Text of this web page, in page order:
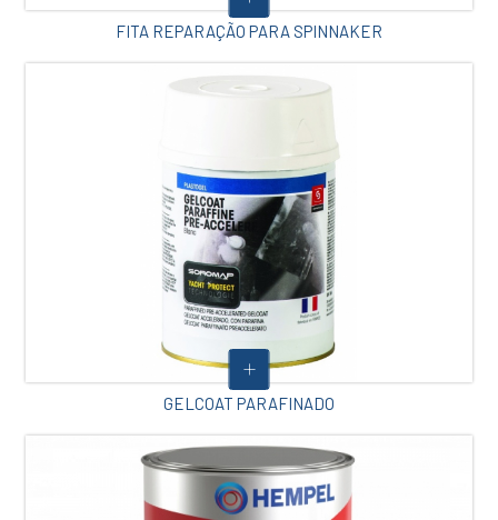
FITA REPARAÇÃO PARA SPINNAKER
GELCOAT PARAFINADO